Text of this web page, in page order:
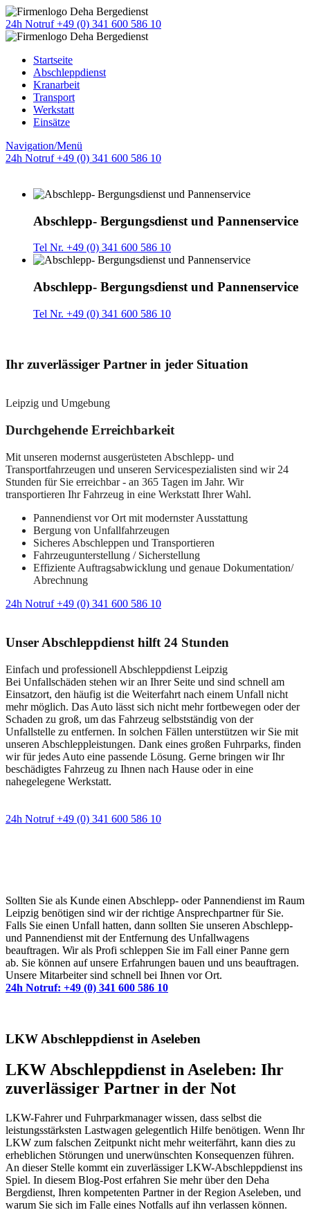
24h Notruf +49 (0) 341 600 586 10
Startseite
Abschleppdienst
Kranarbeit
Transport
Werkstatt
Einsätze
Navigation/Menü
24h Notruf +49 (0) 341 600 586 10
Abschlepp- Bergungsdienst und Pannenservice
Tel Nr. +49 (0) 341 600 586 10
Abschlepp- Bergungsdienst und Pannenservice
Tel Nr. +49 (0) 341 600 586 10
Ihr zuverlässiger Partner in jeder Situation
Leipzig und Umgebung
Durchgehende Erreichbarkeit
Mit unseren modernst ausgerüsteten Abschlepp- und
Transportfahrzeugen und unseren Servicespezialisten sind wir 24
Stunden für Sie erreichbar - an 365 Tagen im Jahr. Wir
transportieren Ihr Fahrzeug in eine Werkstatt Ihrer Wahl.
Pannendienst vor Ort mit modernster Ausstattung
Bergung von Unfallfahrzeugen
Sicheres Abschleppen und Transportieren
Fahrzeugunterstellung / Sicherstellung
Effiziente Auftragsabwicklung und genaue Dokumentation/
Abrechnung
24h Notruf +49 (0) 341 600 586 10
Unser Abschleppdienst hilft 24 Stunden
Einfach und professionell Abschleppdienst Leipzig
Bei Unfallschäden stehen wir an Ihrer Seite und sind schnell am
Einsatzort, den häufig ist die Weiterfahrt nach einem Unfall nicht
mehr möglich. Das Auto lässt sich nicht mehr fortbewegen oder der
Schaden zu groß, um das Fahrzeug selbstständig von der
Unfallstelle zu entfernen. In solchen Fällen unterstützen wir Sie mit
unseren Abschleppleistungen. Dank eines großen Fuhrparks, finden
wir für jedes Auto eine passende Lösung. Gerne bringen wir Ihr
beschädigtes Fahrzeug zu Ihnen nach Hause oder in eine
nahegelegene Werkstatt.
24h Notruf +49 (0) 341 600 586 10
Sollten Sie als Kunde einen Abschlepp- oder Pannendienst im Raum
Leipzig benötigen sind wir der richtige Ansprechpartner für Sie.
Falls Sie einen Unfall hatten, dann sollten Sie unseren Abschlepp-
und Pannendienst mit der Entfernung des Unfallwagens
beauftragen. Wir als Profi schleppen Sie im Fall einer Panne gern
ab. Sie können auf unsere Erfahrungen bauen und uns beauftragen.
Unsere Mitarbeiter sind schnell bei Ihnen vor Ort.
24h Notruf: +49 (0) 341 600 586 10
LKW Abschleppdienst in Aseleben
LKW Abschleppdienst in Aseleben: Ihr
zuverlässiger Partner in der Not
LKW-Fahrer und Fuhrparkmanager wissen, dass selbst die
leistungsstärksten Lastwagen gelegentlich Hilfe benötigen. Wenn Ihr
LKW zum falschen Zeitpunkt nicht mehr weiterfährt, kann dies zu
erheblichen Störungen und unerwünschten Konsequenzen führen.
An dieser Stelle kommt ein zuverlässiger LKW-Abschleppdienst ins
Spiel. In diesem Blog-Post erfahren Sie mehr über den Deha
Bergdienst, Ihren kompetenten Partner in der Region Aseleben, und
warum Sie sich im Falle eines Notfalls auf ihn verlassen können.